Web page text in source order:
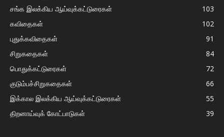
சங்க இலக்கிய ஆய்வுக்கட்டுரைகள்
103
கவிதைகள்
102
புதுக்கவிதைகள்
91
சிறுகதைகள்
84
பொதுக்கட்டுரைகள்
72
குடும்பச்சிறுகதைகள்
66
இக்கால இலக்கிய ஆய்வுக்கட்டுரைகள்
55
திறனாய்வுக் கோட்பாடுகள்
39